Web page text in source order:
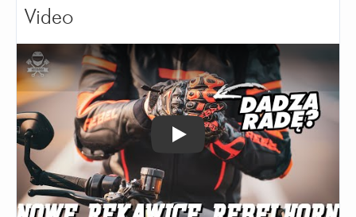
Video
Odtwórz